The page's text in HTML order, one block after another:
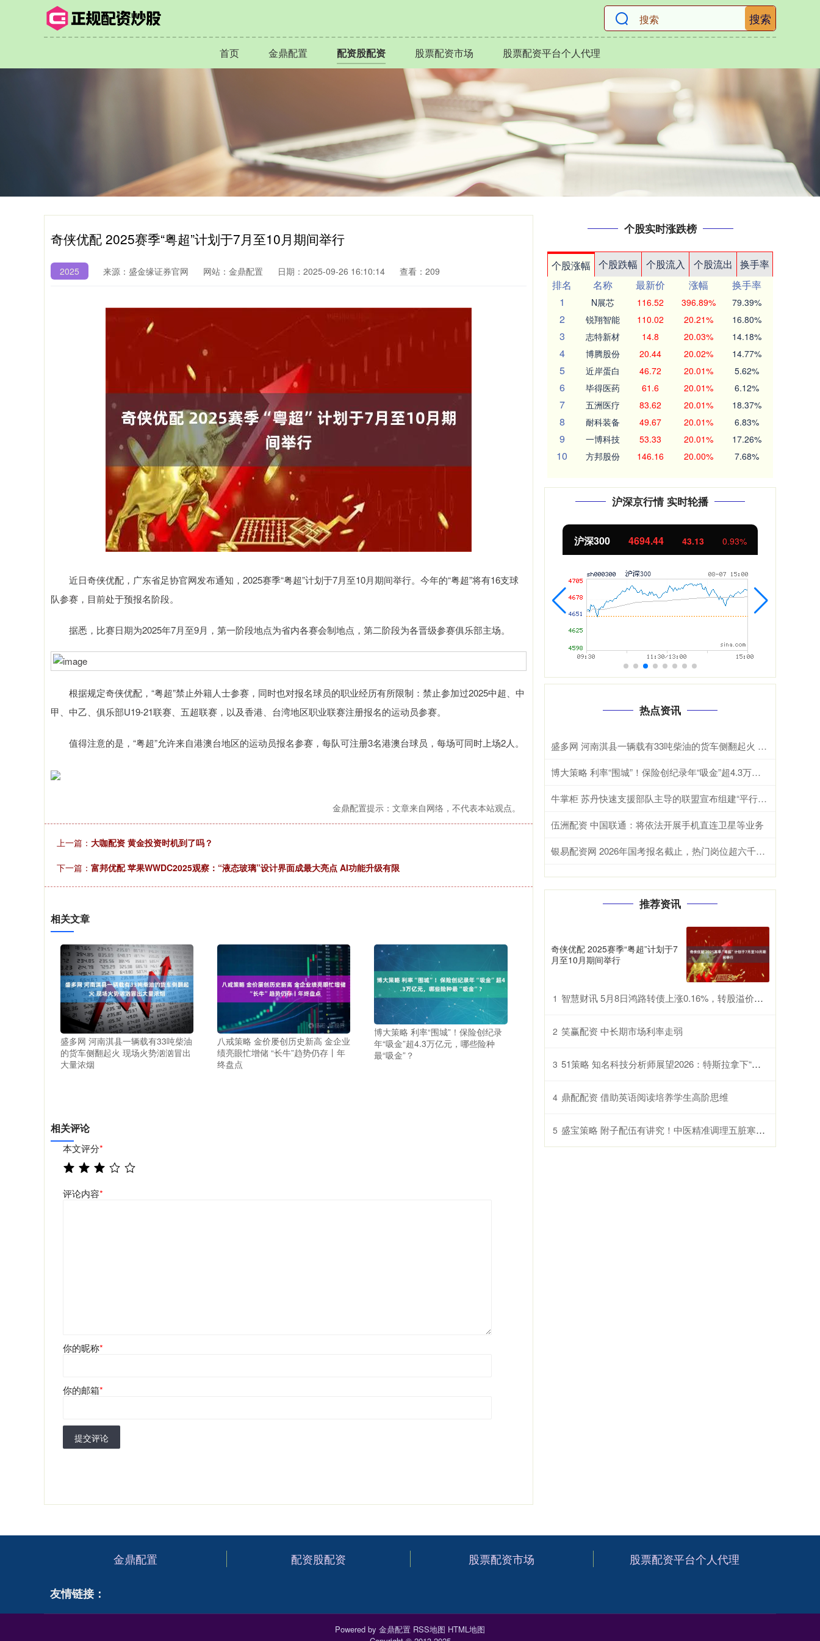
搜索
首页 金鼎配置 配资股配资 股票配资市场 股票配资平台个人代理
奇侠优配 2025赛季“粤超”计划于7月至10月期间举行
2025 来源：盛金缘证券官网 网站：金鼎配置 日期：2025-09-26 16:10:14 查看：209
近日奇侠优配，广东省足协官网发布通知，2025赛季“粤超”计划于7月至10月期间举行。今年的“粤超”将有16支球
队参赛，目前处于预报名阶段。
据悉，比赛日期为2025年7月至9月，第一阶段地点为省内各赛会制地点，第二阶段为各晋级参赛俱乐部主场。
根据规定奇侠优配，“粤超”禁止外籍人士参赛，同时也对报名球员的职业经历有所限制：禁止参加过2025中超、中
甲、中乙、俱乐部U19-21联赛、五超联赛，以及香港、台湾地区职业联赛注册报名的运动员参赛。
值得注意的是，“粤超”允许来自港澳台地区的运动员报名参赛，每队可注册3名港澳台球员，每场可同时上场2人。
金鼎配置提示：文章来自网络，不代表本站观点。
上一篇： 大咖配资 黄金投资时机到了吗？
下一篇： 富邦优配 苹果WWDC2025观察：“液态玻璃”设计界面成最大亮点 AI功能升级有限
相关文章
盛多网 河南淇县一辆载有33吨柴油
的货车侧翻起火 现场火势汹汹冒出
大量浓烟
八戒策略 金价屡创历史新高 金企业
绩亮眼忙增储 “长牛”趋势仍存丨年
终盘点
博大策略 利率“围城”！保险创纪录
年“吸金”超4.3万亿元，哪些险种
最“吸金”？
相关评论
本文评分*
评论内容*
你的昵称*
你的邮箱*
提交评论
个股实时涨跌榜
个股涨幅 个股跌幅 个股流入 个股流出
换手率
排名
名称 最新价 涨幅
换手率
1
N展芯 116.52 396.89% 79.39%
2 锐翔智能 110.02 20.21% 16.80%
3 志特新材 14.8 20.03% 14.18%
4 博腾股份 20.44 20.02% 14.77%
5 近岸蛋白 46.72 20.01% 5.62%
6 毕得医药 61.6 20.01% 6.12%
7 五洲医疗 83.62 20.01% 18.37%
8 耐科装备 49.67 20.01% 6.83%
9 一博科技 53.33 20.01% 17.26%
10 方邦股份 146.16 20.00% 7.68%
沪深京行情 实时轮播
深证成指 14311.01 200.89 1.42% 沪深300 北证50 1134.24 11.37 1.01%
热点资讯
盛多网 河南淇县一辆载有33吨柴油的货车侧翻起火 现场火势汹汹冒出大量浓烟
博大策略 利率“围城”！保险创纪录年“吸金”超4.3万亿元，哪些险种最“吸金”？
牛掌柜 苏丹快速支援部队主导的联盟宣布组建“平行政府”
伍洲配资 中国联通：将依法开展手机直连卫星等业务
银易配资网 2026年国考报名截止，热门岗位超六千人争一岗
推荐资讯
奇侠优配 2025赛季“粤超”计划于7
月至10月期间举行
1 智慧财讯 5月8日鸿路转债上涨0.16%，转股溢价率94.12%
2 笑赢配资 中长期市场利率走弱
3 51策略 知名科技分析师展望2026：特斯拉拿下“无人驾驶竞赛” 苹果在AI赛道突围！
4 鼎配配资 借助英语阅读培养学生高阶思维
5 盛宝策略 附子配伍有讲究！中医精准调理五脏寒，4种经典搭配安全又有效
金鼎配置 配资股配资 股票配资市场 股票配资平台个人代理
友情链接：
Powered by 金鼎配置 RSS地图 HTML地图